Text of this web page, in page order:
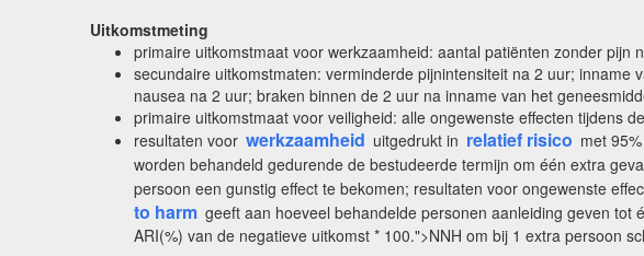
Uitkomstmeting
primaire uitkomstmaat voor werkzaamheid: aantal patiënten zonder
secundaire uitkomstmaten: verminderde pijnintensiteit na 2 uur;
nausea na 2 uur; braken binnen de 2 uur na inname van het
primaire uitkomstmaat voor veiligheid: alle ongewenste effecten tijdens
resultaten voor werkzaamheid uitgedrukt in relatief risico met 95%
worden behandeld gedurende de bestudeerde termijn om één extra
persoon een gunstig effect te bekomen; resultaten voor ongewenste
to harm geeft aan hoeveel behandelde personen aanleiding geven
ARI(%) van de negatieve uitkomst * 100.">NNH om bij 1 extra persoon